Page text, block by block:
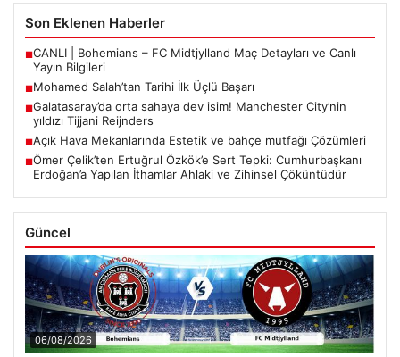
Son Eklenen Haberler
■CANLI | Bohemians – FC Midtjylland Maç Detayları ve Canlı
Yayın Bilgileri
■Mohamed Salah’tan Tarihi İlk Üçlü Başarı
■Galatasaray’da orta sahaya dev isim! Manchester City’nin
yıldızı Tijjani Reijnders
■Açık Hava Mekanlarında Estetik ve bahçe mutfağı Çözümleri
■Ömer Çelik’ten Ertuğrul Özkök’e Sert Tepki: Cumhurbaşkanı
Erdoğan’a Yapılan İthamlar Ahlaki ve Zihinsel Çöküntüdür
Güncel
06/08/2026